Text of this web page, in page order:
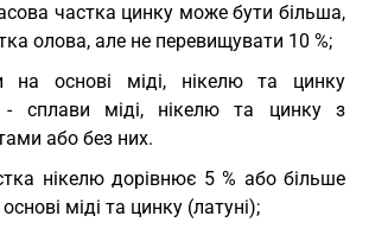
частка цинку може бути більша,
олова, але не перевищувати 10 %;
на основі міді, нікелю та цинку
- сплави міді, нікелю та цинку з
або без них.
нікелю дорівнює 5 % або більше
міді та цинку (латуні);